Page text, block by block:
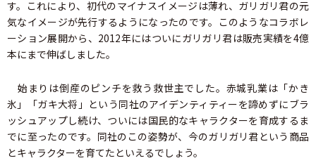
す。これにより、初代のマイナスイメージは薄れ、ガリガリ君の元
気なイメージが先行するようになったのです。このようなコラボレ
ーション展開から、2012年にはついにガリガリ君は販売実績を4億
本にまで伸ばしました。
始まりは倒産のピンチを救う救世主でした。赤城乳業は「かき
氷」「ガキ大将」という同社のアイデンティティーを諦めずにブラ
ッシュアップし続け、ついには国民的なキャラクターを育成するま
でに至ったのです。同社のこの姿勢が、今のガリガリ君という商品
とキャラクターを育てたといえるでしょう。